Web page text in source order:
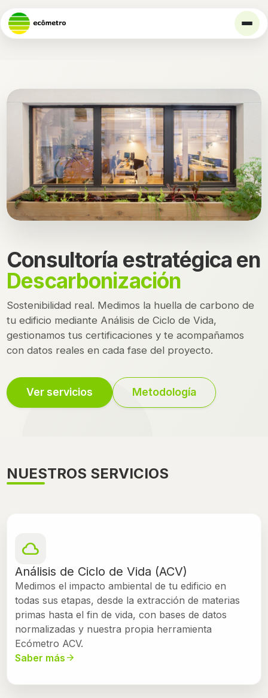
Consultoría estratégica en
Descarbonización
Sostenibilidad real. Medimos la huella de carbono de
tu edificio mediante Análisis de Ciclo de Vida,
gestionamos tus certificaciones y te acompañamos
con datos reales en cada fase del proyecto.
Ver servicios Metodología
NUESTROS SERVICIOS
cloud
Análisis de Ciclo de Vida (ACV)
Medimos el impacto ambiental de tu edificio en
todas sus etapas, desde la extracción de materias
primas hasta el fin de vida, con bases de datos
normalizadas y nuestra propia herramienta
Ecómetro ACV.
Saber más arrow_forward